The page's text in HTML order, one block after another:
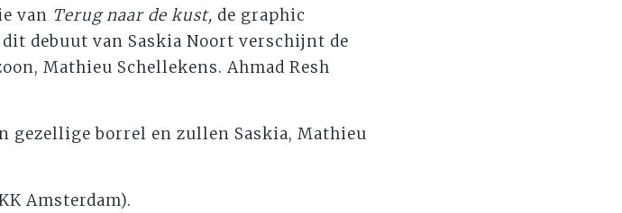
van Terug naar de kust, de graphic
debuut van Saskia Noort verschijnt de
Mathieu Schellekens. Ahmad Resh
gezellige borrel en zullen Saskia, Mathieu
Amsterdam).